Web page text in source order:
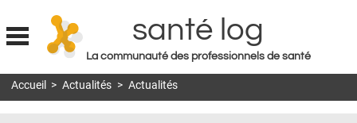
Jump to navigation
santé log
La communauté des professionnels de santé
MON COMPTE
Accueil > Actualités > Actualités